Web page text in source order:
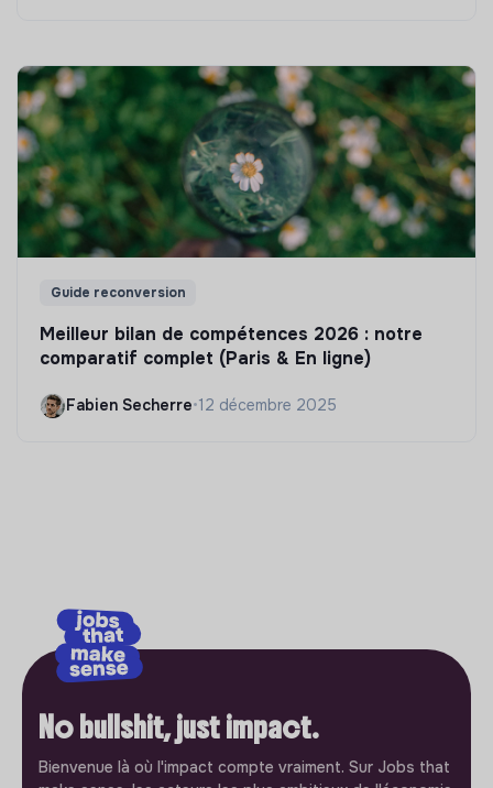
Guide reconversion
Meilleur bilan de compétences 2026 : notre
comparatif complet (Paris & En ligne)
Fabien Secherre•12 décembre 2025
No bullshit, just impact.
Bienvenue là où l'impact compte vraiment. Sur Jobs that